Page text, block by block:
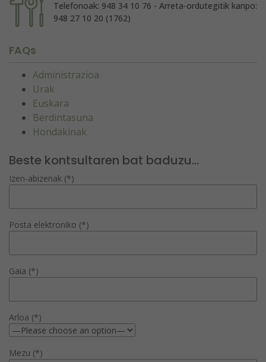
Telefonoak: 948 34 10 76 - Arreta-ordutegitik kanpo:
948 27 10 20 (1762)
FAQs
Administrazioa
Urak
Euskara
Berdintasuna
Hondakinak
Beste kontsultaren bat baduzu...
Izen-abizenak (*)
Posta elektroniko (*)
Gaia (*)
Arloa (*)
Mezu (*)